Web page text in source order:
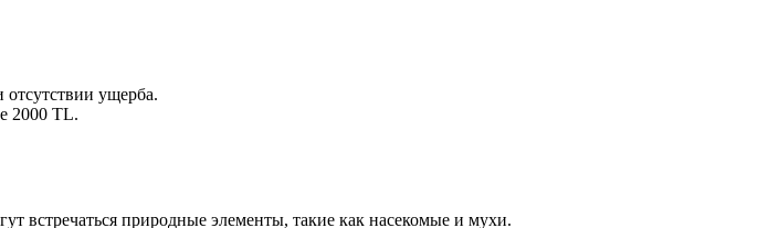
отсутствии ущерба.
2000 TL.
встречаться природные элементы, такие как насекомые и мухи.